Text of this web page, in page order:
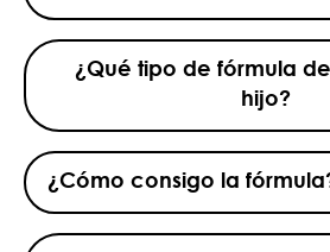
¿Qué tipo de fórmula
hijo?
¿Cómo consigo la